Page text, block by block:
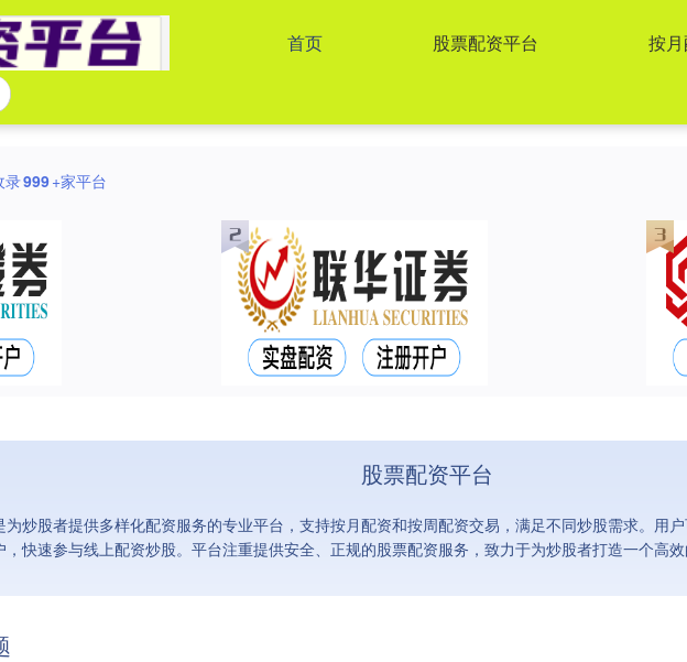
首页 股票配资平台 按
录999+家平台
股票配资平台
为炒股者提供多样化配资服务的专业平台，支持按月配资和按周配资交易，满足不同炒股需求。用
快速参与线上配资炒股。平台注重提供安全、正规的股票配资服务，致力于为炒股者打造一个高效